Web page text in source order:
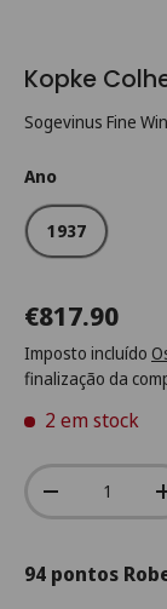
Kopke
Sogevinus Fine
Ano
1937
€817.90
Imposto incluído
finalização da
2 em stock
Qtd.
-
94 pontos